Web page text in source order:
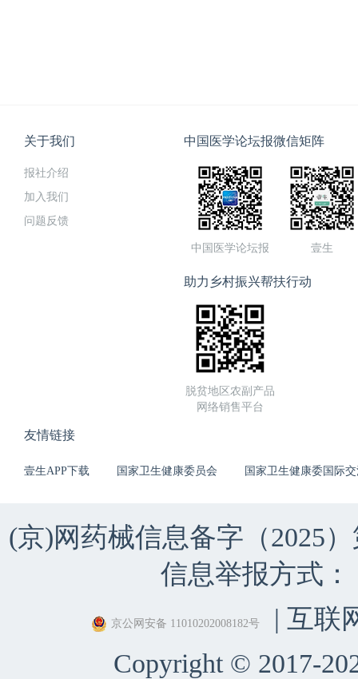
关于我们
报社介绍
加入我们
问题反馈
中国医学论坛报微信矩阵
中国医学论坛报 壹生
助力乡村振兴帮扶行动
脱贫地区农副产品
网络销售平台
友情链接
壹生APP下载 国家卫生健康委员会 国家卫生健康委国际
(京)网药械信息备字（2025
信息举报方式：
京公网安备 11010202008182号
| 互联
Copyright © 2017-